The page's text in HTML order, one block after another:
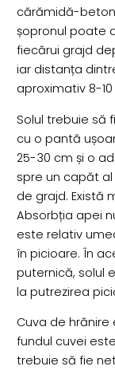
cărămidă-
șopronul poate
fiecărui grajd
iar distanța
aproximativ 8-
Solul trebuie să
cu o pantă
25-30 cm și o
spre un capăt
de grajd. Există
Absorbția apei
este relativ
în picioare. În
puternică, solul
la putrezirea
Cuva de
fundul cuvei
trebuie să fie